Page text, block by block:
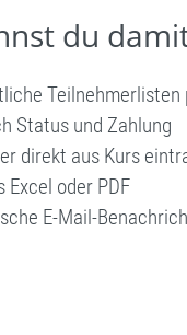
du
Teilnehmerlisten
Status und Zahlung
direkt aus Kurs
Excel oder PDF
E-Mail-